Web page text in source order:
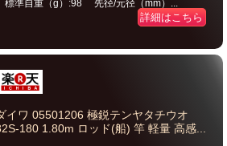
標準自重（g）:98 先径/元径（mm）...
詳細はこちら
イワ 05501206 極鋭テンヤタチウオ
180 1.80m ロッド(船) 竿 軽量 高感...